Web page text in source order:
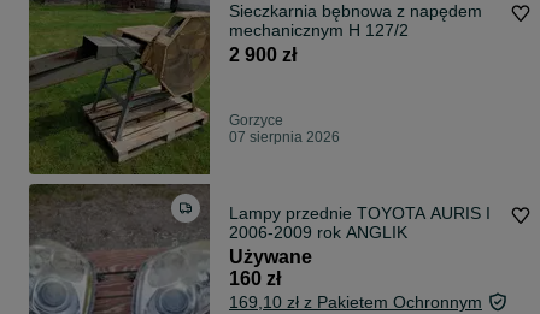
Sieczkarnia bębnowa z napędem
mechanicznym H 127/2
2 900 zł
Gorzyce
07 sierpnia 2026
Lampy przednie TOYOTA AURIS I
2006-2009 rok ANGLIK
Używane
160 zł
169,10 zł z Pakietem Ochronnym